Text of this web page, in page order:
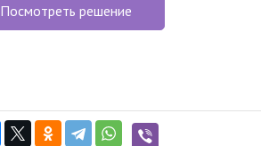
Посмотреть решение